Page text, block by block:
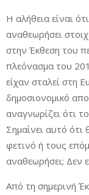
Η αλήθεια είναι
αναθεωρήσει
στην Έκθεση του
πλεόνασμα του
είχαν σταλεί στη
δημοσιονομικό
αναγνωρίζει ότι
Σημαίνει αυτό ότι
φετινό ή τους
αναθεωρήσει; Δεν
Από τη σημερινή